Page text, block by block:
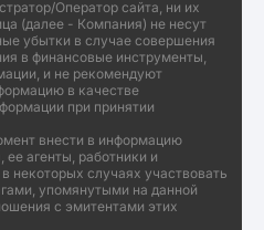
Оператор сайта, ни их
(далее - Компания) не несут
убытки в случае совершения
в финансовые инструменты,
и не рекомендуют
в качестве
при принятии
внести в информацию
агенты, работники и
некоторых случаях участвовать
упомянутыми на данной
с эмитентами этих